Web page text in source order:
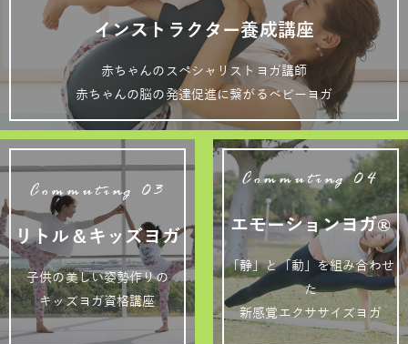
インストラクター養成講座
赤ちゃんのスペシャリストヨガ講師
赤ちゃんの脳の発達促進に繋がるベビーヨガ
Commuting 03
リトル＆キッズヨガ
子供の美しい姿勢作りの
キッズヨガ資格講座
Commuting 04
エモーションヨガ®
「静」と「動」を組み合わせ
た
新感覚エクササイズヨガ